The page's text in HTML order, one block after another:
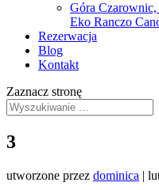
Góra
Eko Ranczo
Rezerwacja
Blog
Kontakt
Zaznacz stronę
3
utworzone przez dominica |